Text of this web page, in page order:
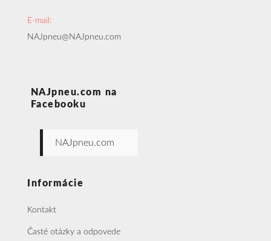
E-mail:
NAJpneu@NAJpneu.com
NAJpneu.com na
Facebooku
NAJpneu.com
Informácie
Kontakt
Časté otázky a odpovede